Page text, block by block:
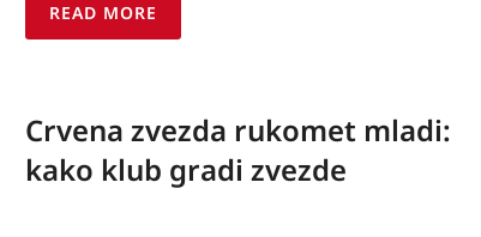
READ MORE
Crvena zvezda rukomet mladi:
kako klub gradi zvezde